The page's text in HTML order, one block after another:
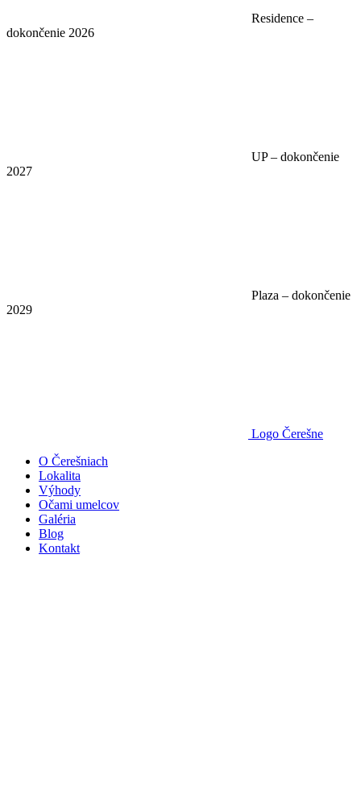
Residence –
dokončenie 2026
UP – dokončenie
2027
Plaza – dokončenie
2029
Logo Čerešne
O Čerešniach
Lokalita
Výhody
Očami umelcov
Galéria
Blog
Kontakt